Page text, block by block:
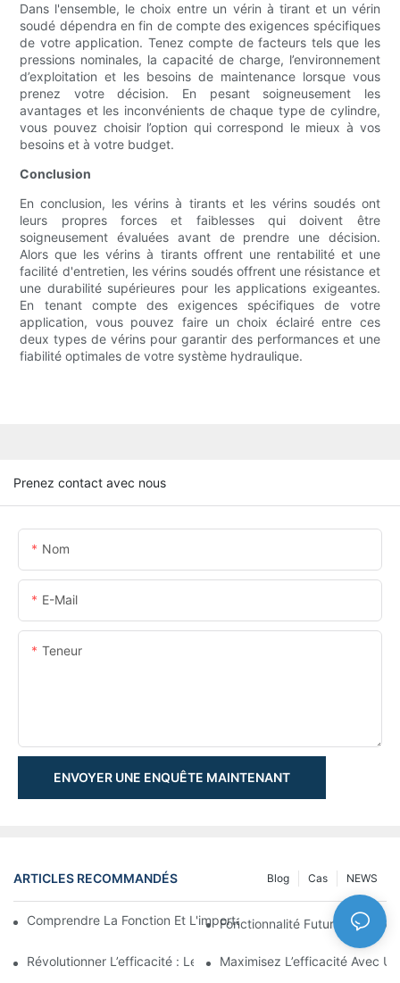
Dans l'ensemble, le choix entre un vérin à tirant et un vérin
soudé dépendra en fin de compte des exigences spécifiques
de votre application. Tenez compte de facteurs tels que les
pressions nominales, la capacité de charge, l’environnement
d’exploitation et les besoins de maintenance lorsque vous
prenez votre décision. En pesant soigneusement les
avantages et les inconvénients de chaque type de cylindre,
vous pouvez choisir l’option qui correspond le mieux à vos
besoins et à votre budget.
Conclusion
En conclusion, les vérins à tirants et les vérins soudés ont
leurs propres forces et faiblesses qui doivent être
soigneusement évaluées avant de prendre une décision.
Alors que les vérins à tirants offrent une rentabilité et une
facilité d'entretien, les vérins soudés offrent une résistance et
une durabilité supérieures pour les applications exigeantes.
En tenant compte des exigences spécifiques de votre
application, vous pouvez faire un choix éclairé entre ces
deux types de vérins pour garantir des performances et une
fiabilité optimales de votre système hydraulique.
Prenez contact avec nous
Nom
E-Mail
Teneur
ENVOYER UNE ENQUÊTE MAINTENANT
ARTICLES RECOMMANDÉS NEWS
Cas
Blog
Comprendre La Fonction Et L'importance Des Vérins
Fonctionnalité Futuriste :
Révolutionner L’efficacité : Le Vérin Télescopique Électrique
Maximisez L’efficacité Avec